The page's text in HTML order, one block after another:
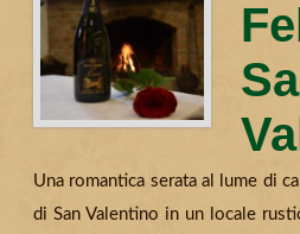
Una romantica serata al lume di
di San Valentino in un locale